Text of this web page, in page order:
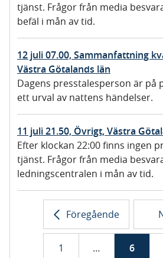
tjänst. Frågor från media
befäl i mån av tid.
12 juli 07.00, Sammanfattning
Västra Götalands län
Dagens presstalesperson är på
ett urval av nattens händelser.
11 juli 21.50, Övrigt, Västra
Efter klockan 22:00 finns ingen
tjänst. Frågor från media
ledningscentralen i mån av tid.
Föregående
s
1i
…
s
6
i